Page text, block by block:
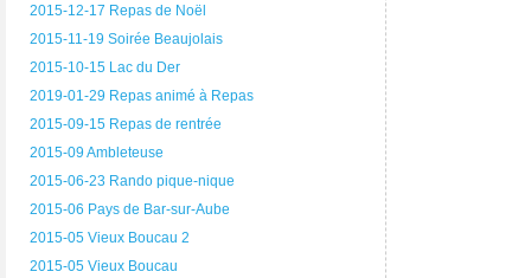
2015-12-17 Repas de Noël
2015-11-19 Soirée Beaujolais
2015-10-15 Lac du Der
2019-01-29 Repas animé à Repas
2015-09-15 Repas de rentrée
2015-09 Ambleteuse
2015-06-23 Rando pique-nique
2015-06 Pays de Bar-sur-Aube
2015-05 Vieux Boucau 2
2015-05 Vieux Boucau